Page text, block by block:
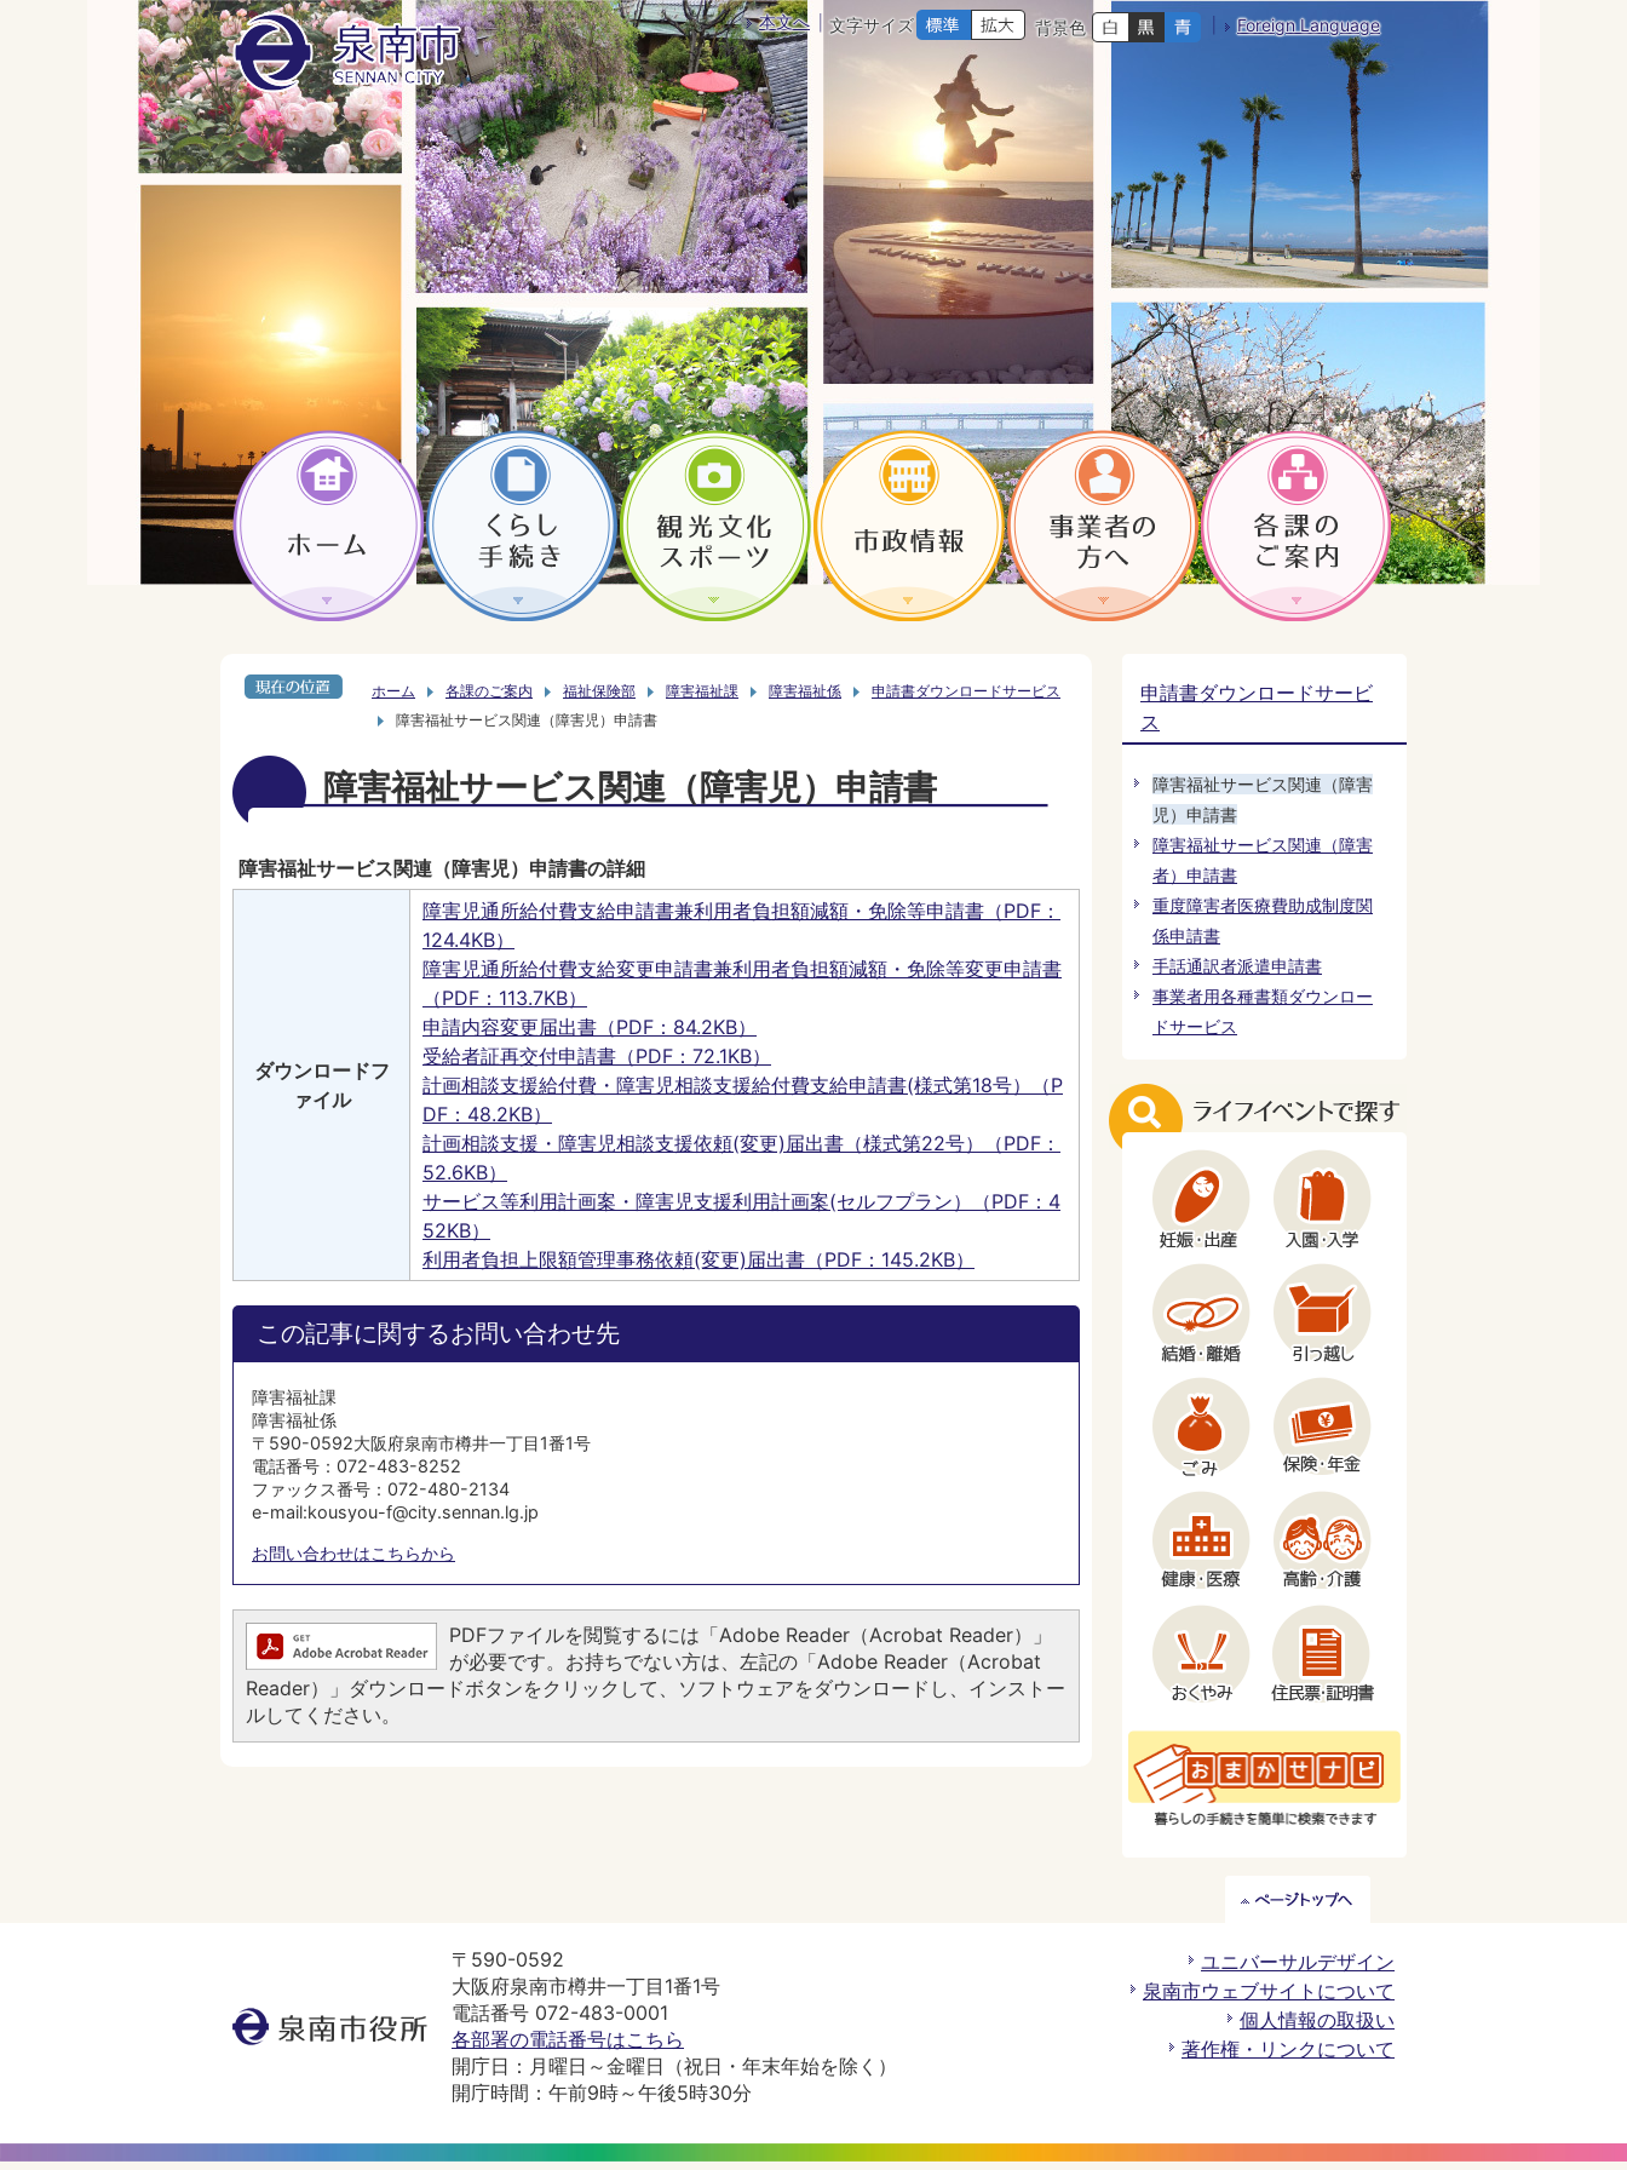
本文へ 文字サイズ 背景色 Foreign Language
ホーム 各課のご案内 福祉保険部 障害福祉課 障害福祉係
申請書ダウンロードサービス
障害福祉サービス関連（障害児）申請書
障害福祉サービス関連（障害児）申請書
障害福祉サービス関連（障害児）申請書の詳細
ダウンロードフ
ァイル
障害児通所給付費支給申請書兼利用者負担額減額・免除等申請書（PDF：
124.4KB）
障害児通所給付費支給変更申請書兼利用者負担額減額・免除等変更申請書
（PDF：113.7KB）
申請内容変更届出書（PDF：84.2KB）
受給者証再交付申請書（PDF：72.1KB）
計画相談支援給付費・障害児相談支援給付費支給申請書(様式第18号）（P
DF：48.2KB）
計画相談支援・障害児相談支援依頼(変更)届出書（様式第22号）（PDF：
52.6KB）
サービス等利用計画案・障害児支援利用計画案(セルフプラン）（PDF：4
52KB）
利用者負担上限額管理事務依頼(変更)届出書（PDF：145.2KB）
この記事に関するお問い合わせ先
障害福祉課
障害福祉係
〒590-0592大阪府泉南市樽井一丁目1番1号
電話番号：072-483-8252
ファックス番号：072-480-2134
e-mail:kousyou-f@city.sennan.lg.jp
お問い合わせはこちらから
PDFファイルを閲覧するには「Adobe Reader（Acrobat Reader）」
が必要です。お持ちでない方は、左記の「Adobe Reader（Acrobat
Reader）」ダウンロードボタンをクリックして、ソフトウェアをダウンロードし、インストー
ルしてください。
申請書ダウンロードサービ
ス
障害福祉サービス関連（障害
児）申請書
障害福祉サービス関連（障害
者）申請書
重度障害者医療費助成制度関
係申請書
手話通訳者派遣申請書
事業者用各種書類ダウンロー
ドサービス
ト
ッ
プ
へ
泉
南
〒590-0592
大阪府泉南市樽井一丁目1番1号
電話番号 072-483-0001
各部署の電話番号はこちら
開庁日：月曜日～金曜日（祝日・年末年始を除く）
開庁時間：午前9時～午後5時30分
ユニバーサルデザイン
泉南市ウェブサイトについて
個人情報の取扱い
著作権・リンクについて